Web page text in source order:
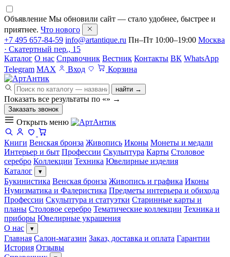
Объявление Мы обновили сайт — стало удобнее, быстрее и
приятнее. Что нового
+7 495 657-84-59 info@artantique.ru Пн–Пт 10:00–19:00 Москва
· Скатертный пер., 15
Каталог О нас Справочник Вестник Контакты ВК WhatsApp
Telegram MAX Вход Корзина
найти →
Показать все результаты по «» →
Заказать звонок
Открыть меню
Книги Венская бронза Живопись Иконы Монеты и медали
Интерьер и быт Профессии Скульптура Карты Столовое
серебро Коллекции Техника Ювелирные изделия
Каталог
▾
Букинистика Венская бронза Живопись и графика Иконы
Нумизматика и Фалеристика Предметы интерьера и обихода
Профессии Скульптура и статуэтки Старинные карты и
планы Столовое серебро Тематические коллекции Техника и
приборы Ювелирные украшения
О нас
▾
Главная Салон-магазин Заказ, доставка и оплата Гарантии
История Отзывы